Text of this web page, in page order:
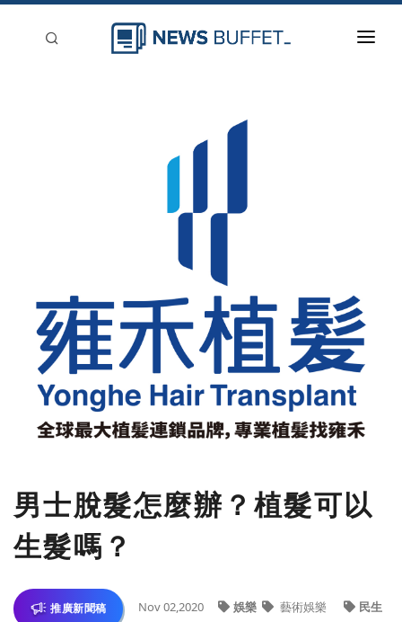
男士脫髮怎麼辦？植髮可以
生髮嗎？
推廣新聞稿 Nov 02,2020 娛樂 藝術娛樂 民生